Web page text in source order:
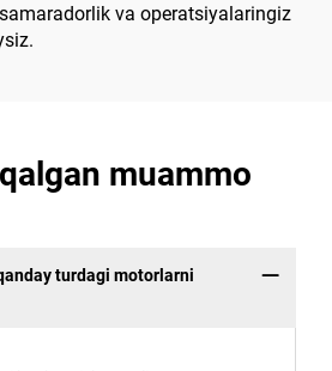
va operatsiyalaringiz
muammo
turdagi motorlarni